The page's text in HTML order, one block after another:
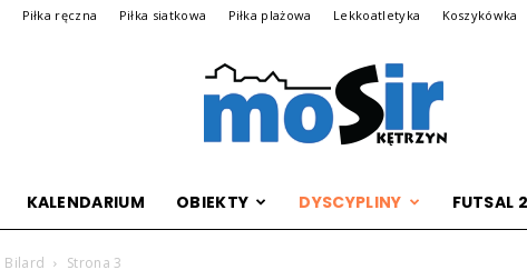
Piłka ręczna Piłka siatkowa Piłka plażowa Lekkoatletyka Koszykówka
Archiwalna
KALENDARIUM OBIEKTY DYSCYPLINY FUTSAL
Bilard Strona 3